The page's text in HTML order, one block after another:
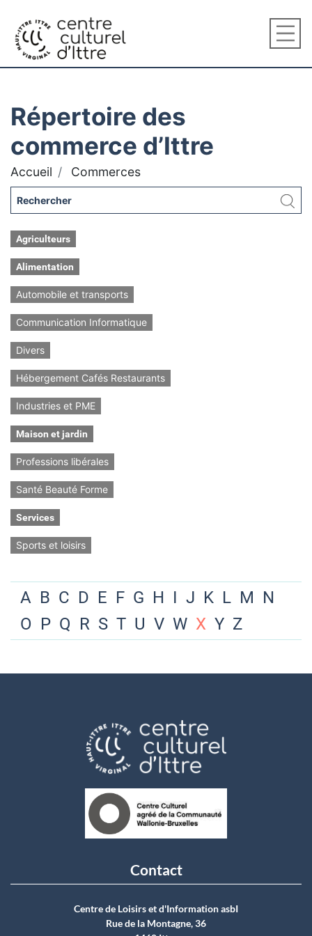
Répertoire des
commerce d’Ittre
Accueil Commerces
Agriculteurs
Alimentation
Automobile et transports
Communication Informatique
Divers
Hébergement Cafés Restaurants
Industries et PME
Maison et jardin
Professions libérales
Santé Beauté Forme
Services
Sports et loisirs
A B C D E F G H I J K L M N
O P Q R S T U V W X Y Z
Contact
Centre de Loisirs et d'Information asbI
Rue de la Montagne, 36